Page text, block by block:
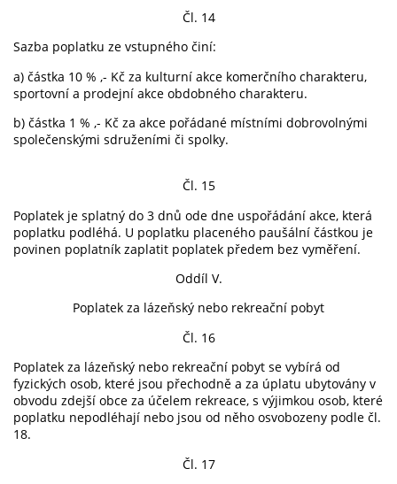
Čl. 14
Sazba poplatku ze vstupného činí:
a) částka 10 % ,- Kč za kulturní akce komerčního charakteru,
sportovní a prodejní akce obdobného charakteru.
b) částka 1 % ,- Kč za akce pořádané místními dobrovolnými
společenskými sdruženími či spolky.
Čl. 15
Poplatek je splatný do 3 dnů ode dne uspořádání akce, která
poplatku podléhá. U poplatku placeného paušální částkou je
povinen poplatník zaplatit poplatek předem bez vyměření.
Oddíl V.
Poplatek za lázeňský nebo rekreační pobyt
Čl. 16
Poplatek za lázeňský nebo rekreační pobyt se vybírá od
fyzických osob, které jsou přechodně a za úplatu ubytovány v
obvodu zdejší obce za účelem rekreace, s výjimkou osob, které
poplatku nepodléhají nebo jsou od něho osvobozeny podle čl.
18.
Čl. 17